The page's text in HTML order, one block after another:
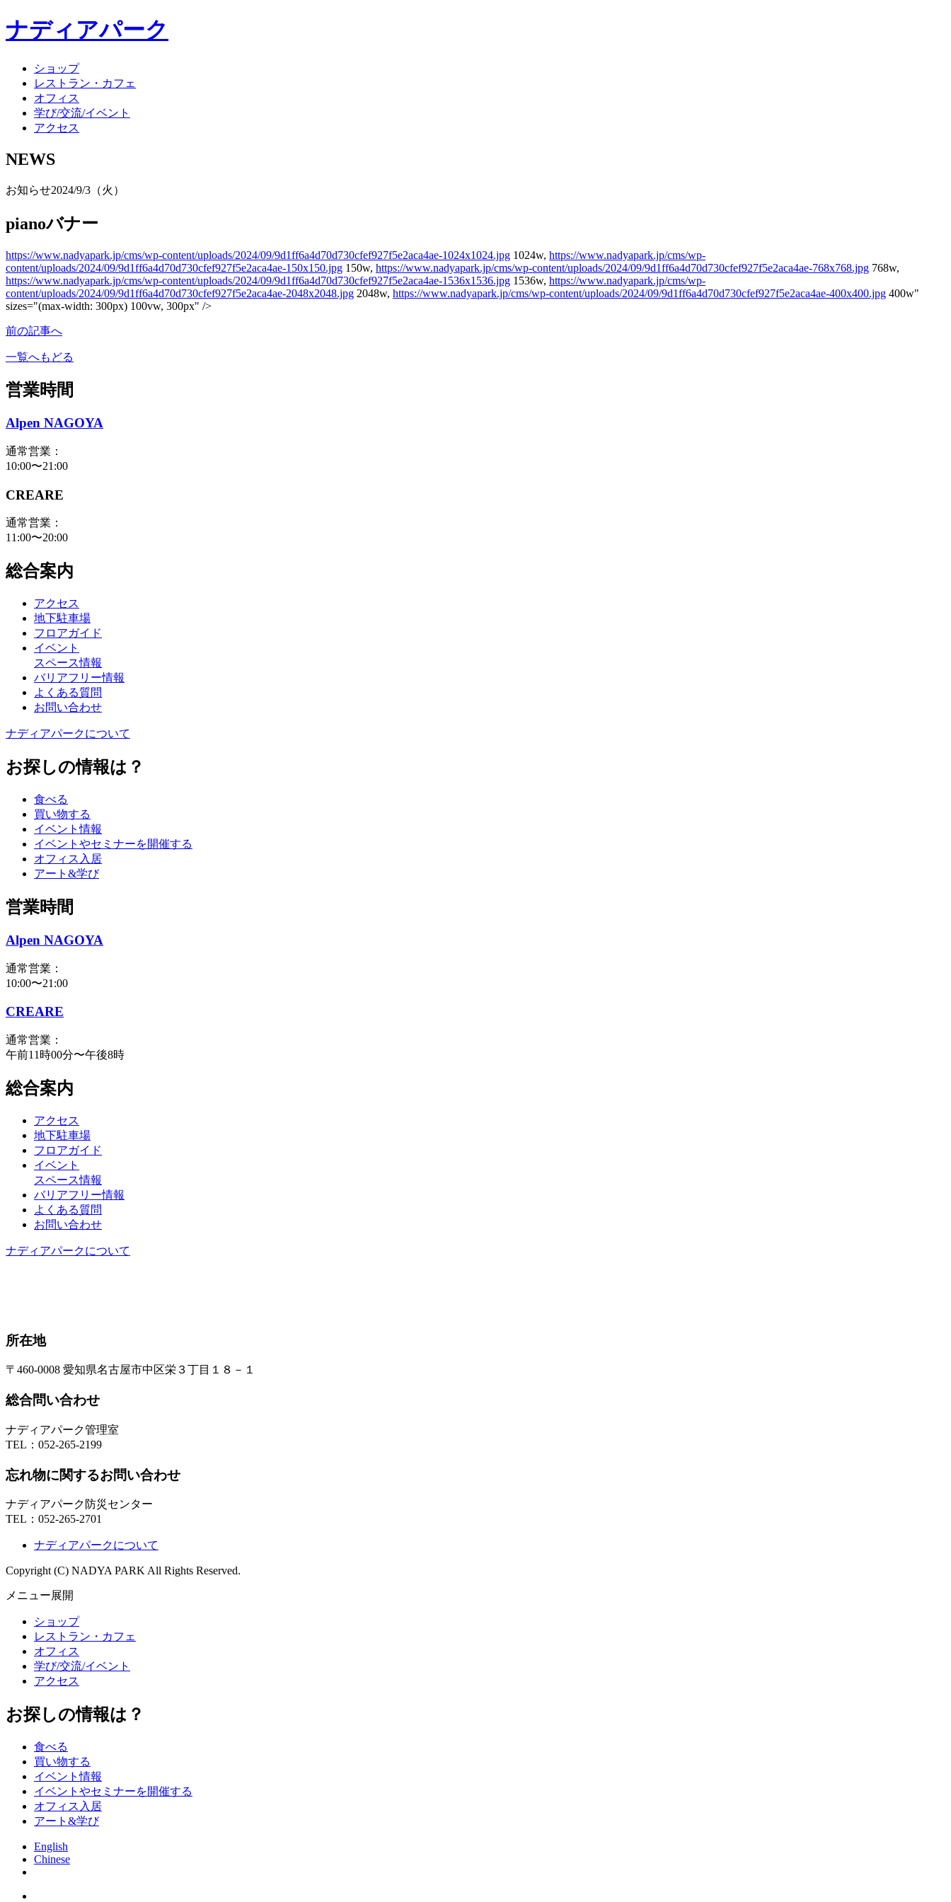
ナディアパーク
ショップ
レストラン・カフェ
オフィス
学び/交流/イベント
アクセス
NEWS
お知らせ2024/9/3（火）
pianoバナー
https://www.nadyapark.jp/cms/wp-content/uploads/2024/09/9d1ff6a4d70d730cfef927f5e2aca4ae-1024x1024.jpg 1024w, https://www.nadyapark.jp/cms/wp-
content/uploads/2024/09/9d1ff6a4d70d730cfef927f5e2aca4ae-150x150.jpg 150w, https://www.nadyapark.jp/cms/wp-content/uploads/2024/09/9d1ff6a4d70d730cfef927f5e2aca4ae-768x768.jpg 768w,
https://www.nadyapark.jp/cms/wp-content/uploads/2024/09/9d1ff6a4d70d730cfef927f5e2aca4ae-1536x1536.jpg 1536w, https://www.nadyapark.jp/cms/wp-
content/uploads/2024/09/9d1ff6a4d70d730cfef927f5e2aca4ae-2048x2048.jpg 2048w, https://www.nadyapark.jp/cms/wp-content/uploads/2024/09/9d1ff6a4d70d730cfef927f5e2aca4ae-400x400.jpg 400w"
sizes="(max-width: 300px) 100vw, 300px" />
前の記事へ
一覧へもどる
営業時間
Alpen NAGOYA
通常営業：
10:00〜21:00
CREARE
通常営業：
11:00〜20:00
総合案内
アクセス
地下駐車場
フロアガイド
イベント
スペース情報
バリアフリー情報
よくある質問
お問い合わせ
ナディアパークについて
お探しの情報は？
食べる
買い物する
イベント情報
イベントやセミナーを開催する
オフィス入居
アート&学び
営業時間
Alpen NAGOYA
通常営業：
10:00〜21:00
CREARE
通常営業：
午前11時00分〜午後8時
総合案内
アクセス
地下駐車場
フロアガイド
イベント
スペース情報
バリアフリー情報
よくある質問
お問い合わせ
ナディアパークについて
所在地
〒460-0008 愛知県名古屋市中区栄３丁目１８－１
総合問い合わせ
ナディアパーク管理室
TEL： 052-265-2199
忘れ物に関するお問い合わせ
ナディアパーク防災センター
TEL： 052-265-2701
ナディアパークについて
Copyright (C) NADYA PARK All Rights Reserved.
メニュー展開
ショップ
レストラン・カフェ
オフィス
学び/交流/イベント
アクセス
お探しの情報は？
食べる
買い物する
イベント情報
イベントやセミナーを開催する
オフィス入居
アート&学び
English
Chinese